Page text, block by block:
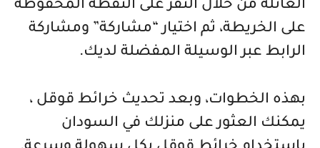
العائلة من خلال النقر على النقطة المحفوظة
على الخريطة، ثم اختيار “مشاركة” ومشاركة
الرابط عبر الوسيلة المفضلة لديك.
بهذه الخطوات، وبعد تحديث خرائط قوقل ،
يمكنك العثور على منزلك في السودان